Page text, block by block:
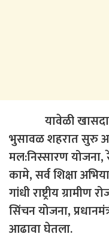
यावेळी खासदार
भुसावळ शहरात सुरु
मल:निस्सारण
कामे, सर्व शिक्षा
गांधी राष्ट्रीय ग्रामीण
सिंचन योजना,
आढावा घेतला.